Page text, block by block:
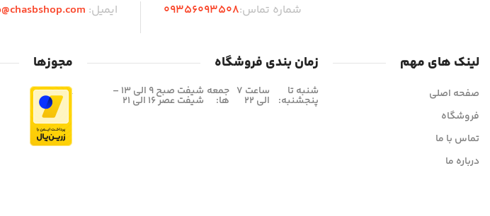
شماره تماس:09356093508 ایمیل:
لینک های مهم
صفحه اصلی
فروشگاه
تماس با ما
درباره ما
زمان بندی فروشگاه
شنبه تا
پنجشنبه:
ساعت 7
الی 22
جمعه
ها:
شیفت صبح 9 الی 13 –
شیفت عصر 16 الی 21
مجوزها